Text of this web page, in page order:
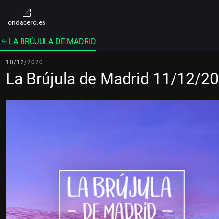
ondacero.es
LA BRÚJULA DE MADRID
10/12/2020
La Brújula de Madrid 11/12/